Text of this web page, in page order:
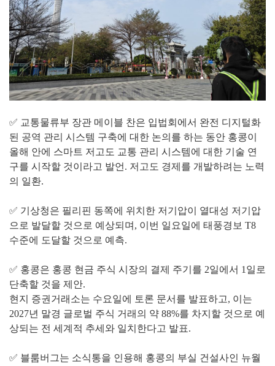
✅ 교통물류부 장관 메이블 찬은 입법회에서 완전 디지털화
된 공역 관리 시스템 구축에 대한 논의를 하는 동안 홍콩이
올해 안에 스마트 저고도 교통 관리 시스템에 대한 기술 연
구를 시작할 것이라고 발언. 저고도 경제를 개발하려는 노력
의 일환.
✅ 기상청은 필리핀 동쪽에 위치한 저기압이 열대성 저기압
으로 발달할 것으로 예상되며, 이번 일요일에 태풍경보 T8
수준에 도달할 것으로 예측.
✅ 홍콩은 홍콩 현금 주식 시장의 결제 주기를 2일에서 1일로
단축할 것을 제안.
현지 증권거래소는 수요일에 토론 문서를 발표하고, 이는
2027년 말경 글로벌 주식 거래의 약 88%를 차지할 것으로 예
상되는 전 세계적 추세와 일치한다고 발표.
✅ 블룸버그는 소식통을 인용해 홍콩의 부실 건설사인 뉴월